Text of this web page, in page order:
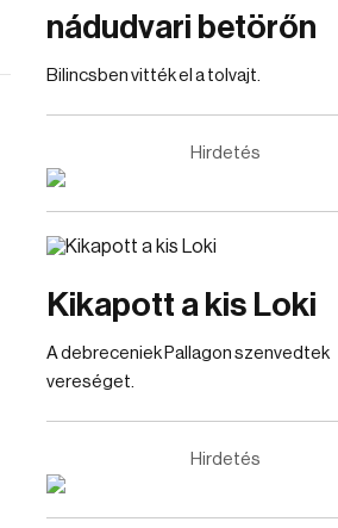
nádudvari betörőn
Bilincsben vitték el a tolvajt.
Hirdetés
Kikapott a kis Loki
A debreceniek Pallagon szenvedtek
vereséget.
Hirdetés